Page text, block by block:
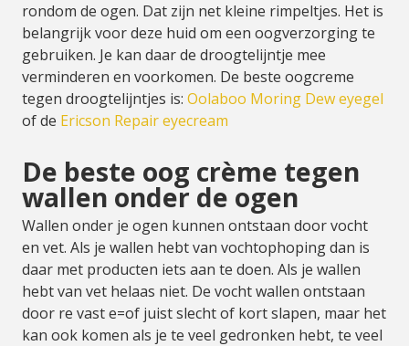
rondom de ogen. Dat zijn net kleine rimpeltjes. Het is
belangrijk voor deze huid om een oogverzorging te
gebruiken. Je kan daar de droogtelijntje mee
verminderen en voorkomen. De beste oogcreme
tegen droogtelijntjes is: Oolaboo Moring Dew eyegel
of de Ericson Repair eyecream
De beste oog crème tegen
wallen onder de ogen
Wallen onder je ogen kunnen ontstaan door vocht
en vet. Als je wallen hebt van vochtophoping dan is
daar met producten iets aan te doen. Als je wallen
hebt van vet helaas niet. De vocht wallen ontstaan
door re vast e=of juist slecht of kort slapen, maar het
kan ook komen als je te veel gedronken hebt, te veel